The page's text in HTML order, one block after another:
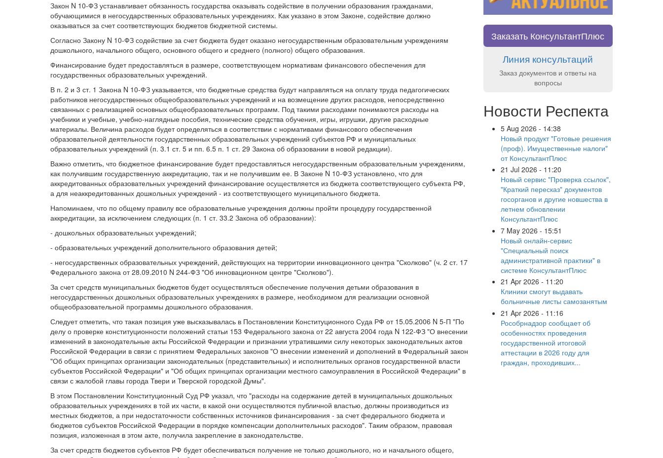
Закон N 10-ФЗ устанавливает обязанность государства оказывать содействие в получении образования гражданами,
обучающимися в негосударственных образовательных учреждениях. Как указано в этом Законе, содействие должно
оказываться за счет соответствующих бюджетов бюджетной системы.
Согласно Закону N 10-ФЗ содействие за счет бюджета будет оказано негосударственным образовательным учреждениям
дошкольного, начального общего, основного общего и среднего (полного) общего образования.
Финансирование будет предоставляться в размере, соответствующем нормативам финансового обеспечения для
государственных образовательных учреждений.
В п. 2 и 3 ст. 1 Закона N 10-ФЗ указывается, что бюджетные средства будут направляться на оплату труда педагогических
работников негосударственных общеобразовательных учреждений и на возмещение других расходов, непосредственно
связанных с реализацией основных общеобразовательных программ. Под такими расходами понимаются расходы на
учебники и учебные, учебно-наглядные пособия, технические средства обучения, игры, игрушки, другие расходные
материалы. Величина расходов будет определяться в соответствии с нормативами финансового обеспечения
образовательной деятельности государственных образовательных учреждений субъектов РФ и муниципальных
образовательных учреждений (п. 3.1 ст. 5 и пп. 6.5 п. 1 ст. 29 Закона об образовании в новой редакции).
Важно отметить, что бюджетное финансирование будет предоставляться негосударственным образовательным учреждениям,
как получившим государственную аккредитацию, так и не получившим ее. В Законе N 10-ФЗ установлено, что для
аккредитованных образовательных учреждений финансирование осуществляется из бюджета соответствующего субъекта РФ,
а для неаккредитованных дошкольных учреждений - из соответствующего муниципального бюджета.
Напоминаем, что по общему правилу все образовательные учреждения должны пройти процедуру государственной
аккредитации, за исключением следующих (п. 1 ст. 33.2 Закона об образовании):
- дошкольных образовательных учреждений;
- образовательных учреждений дополнительного образования детей;
- негосударственных образовательных учреждений, действующих на территории инновационного центра "Сколково" (ч. 2 ст. 17
Федерального закона от 28.09.2010 N 244-ФЗ "Об инновационном центре "Сколково").
За счет средств муниципальных бюджетов будет осуществляться обеспечение получения детьми образования в
негосударственных дошкольных образовательных учреждениях в размере, необходимом для реализации основной
общеобразовательной программы дошкольного образования.
Следует отметить, что такая позиция уже высказывалась в Постановлении Конституционного Суда РФ от 15.05.2006 N 5-П "По
делу о проверке конституционности положений статьи 153 Федерального закона от 22 августа 2004 года N 122-ФЗ "О внесении
изменений в законодательные акты Российской Федерации и признании утратившими силу некоторых законодательных актов
Российской Федерации в связи с принятием Федеральных законов "О внесении изменений и дополнений в Федеральный закон
"Об общих принципах организации законодательных (представительных) и исполнительных органов государственной власти
субъектов Российской Федерации" и "Об общих принципах организации местного самоуправления в Российской Федерации" в
связи с жалобой главы города Твери и Тверской городской Думы".
В этом Постановлении Конституционный Суд РФ указал, что "расходы на содержание детей в муниципальных дошкольных
образовательных учреждениях в той их части, в какой они осуществляются публичной властью, должны производиться из
местных бюджетов, а при недостаточности собственных источников финансирования - за счет федерального бюджета и
бюджетов субъектов Российской Федерации в порядке компенсации дополнительных расходов". Таким образом, правовая
позиция, изложенная в этом акте, получила закрепление в законодательстве.
За счет средств бюджетов субъектов РФ будет обеспечиваться получение не только дошкольного, но и начального общего,
Заказать КонсультантПлюс
Линия консультаций
Заказ документов и ответы на
вопросы
Новости Респекта
5 Aug 2026 - 14:38
Новый продукт "Готовые решения
(проф). Имущественные налоги"
от КонсультантПлюс
21 Jul 2026 - 11:20
Новый сервис "Проверка ссылок",
"Краткий пересказ" документов
госорганов и другие новшества в
летнем обновлении
КонсультантПлюс
7 May 2026 - 15:51
Новый онлайн-сервис
"Специальный поиск
административной практики" в
системе КонсультантПлюс
21 Apr 2026 - 11:20
Клиники смогут выдавать
больничные листы самозанятым
21 Apr 2026 - 11:16
Рособрнадзор сообщает об
особенностях проведения
государственной итоговой
аттестации в 2026 году для
граждан, проходивших...